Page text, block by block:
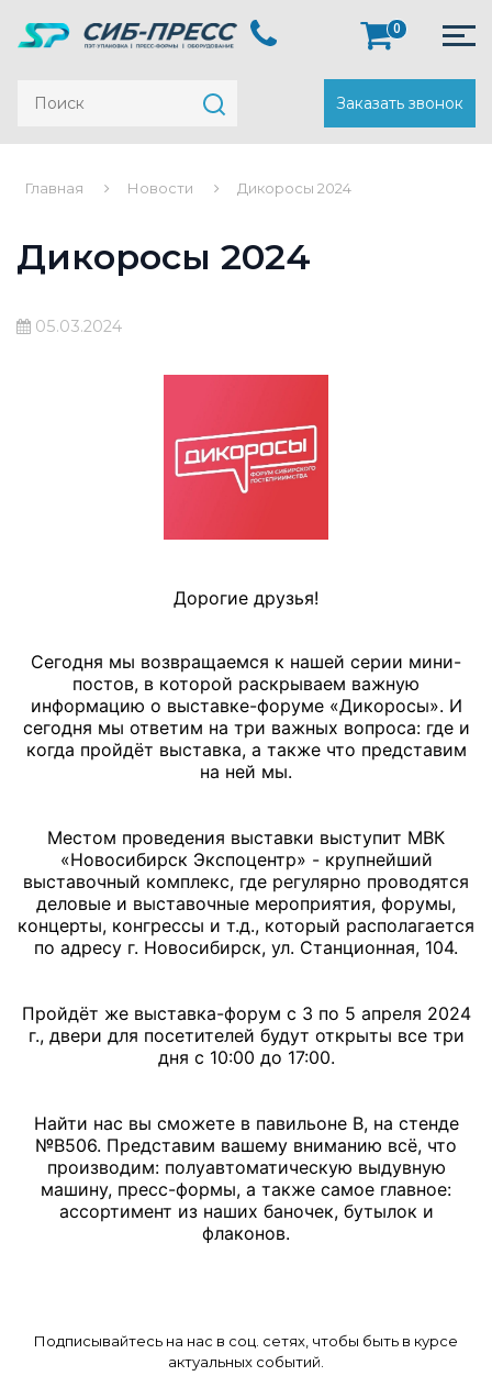
0
Заказать звонок
Главная Новости Дикоросы 2024
Дикоросы 2024
05.03.2024
Дорогие друзья!
Сегодня мы возвращаемся к нашей серии мини-
постов, в которой раскрываем важную
информацию о выставке-форуме «Дикоросы». И
сегодня мы ответим на три важных вопроса: где и
когда пройдёт выставка, а также что представим
на ней мы.
Местом проведения выставки выступит МВК
«Новосибирск Экспоцентр» - крупнейший
выставочный комплекс, где регулярно проводятся
деловые и выставочные мероприятия, форумы,
концерты, конгрессы и т.д., который располагается
по адресу г. Новосибирск, ул. Станционная, 104.
Пройдёт же выставка-форум с 3 по 5 апреля 2024
г., двери для посетителей будут открыты все три
дня с 10:00 до 17:00.
Найти нас вы сможете в павильоне В, на стенде
№В506. Представим вашему вниманию всё, что
производим: полуавтоматическую выдувную
машину, пресс-формы, а также самое главное:
ассортимент из наших баночек, бутылок и
флаконов.
Подписывайтесь на нас в соц. сетях, чтобы быть в курсе
актуальных событий.